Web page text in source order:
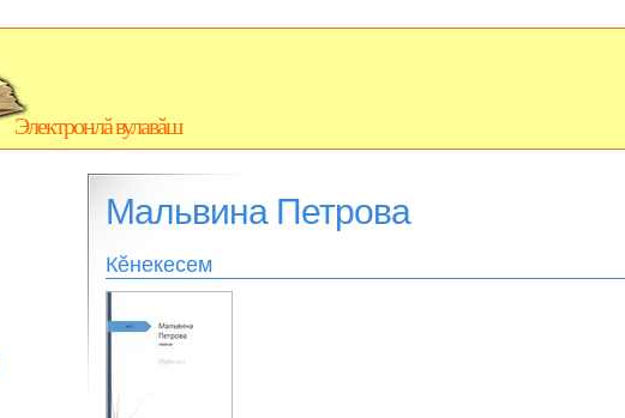
Электронлă вулавăш
Мальвина Петрова
Кĕнекесем